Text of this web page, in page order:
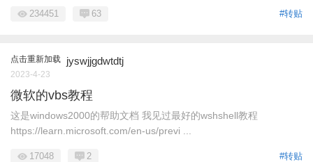
#转贴
234451 63
点击重新加载 jyswjjgdwtdtj
2023-4-23
微软的vbs教程
这是windows2000的帮助文档 我见过最好的wshshell教程
https://learn.microsoft.com/en-us/previ ...
#转贴
17048 2